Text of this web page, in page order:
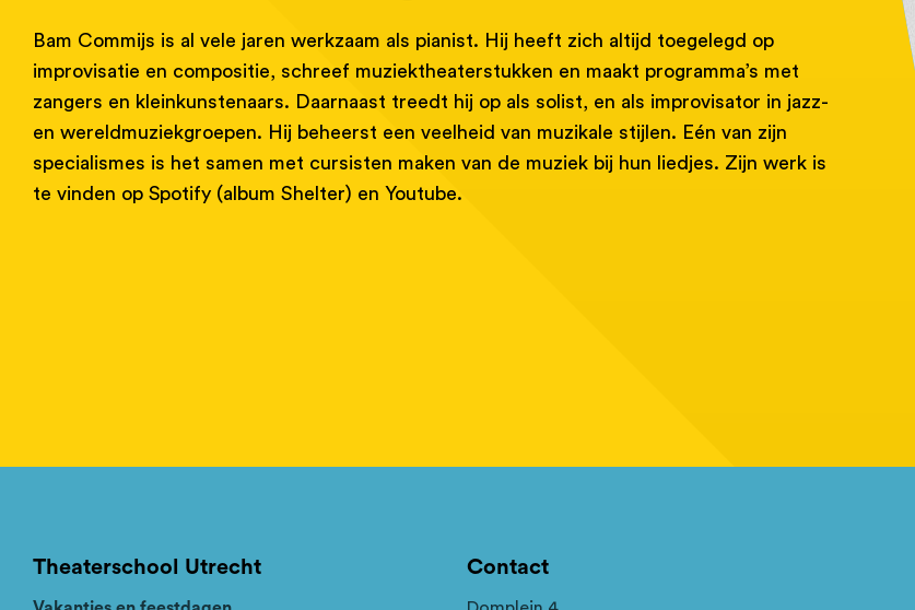
Bam Commijs is al vele jaren werkzaam als pianist. Hij heeft zich altijd toegelegd op
improvisatie en compositie, schreef muziektheaterstukken en maakt programma’s met
zangers en kleinkunstenaars. Daarnaast treedt hij op als solist, en als improvisator in jazz-
en wereldmuziekgroepen. Hij beheerst een veelheid van muzikale stijlen. Eén van zijn
specialismes is het samen met cursisten maken van de muziek bij hun liedjes. Zijn werk is
te vinden op Spotify (album Shelter) en Youtube.
Theaterschool Utrecht Contact